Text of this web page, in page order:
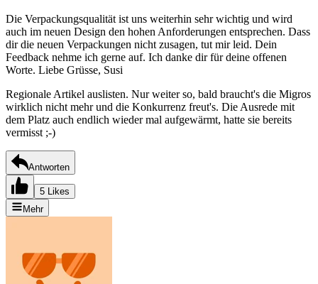
Die Verpackungsqualität ist uns weiterhin sehr wichtig und wird
auch im neuen Design den hohen Anforderungen entsprechen. Dass
dir die neuen Verpackungen nicht zusagen, tut mir leid. Dein
Feedback nehme ich gerne auf. Ich danke dir für deine offenen
Worte. Liebe Grüsse, Susi
Regionale Artikel auslisten. Nur weiter so, bald braucht's die Migros
wirklich nicht mehr und die Konkurrenz freut's. Die Ausrede mit
dem Platz auch endlich wieder mal aufgewärmt, hatte sie bereits
vermisst ;-)
Antworten
5 Likes
Mehr